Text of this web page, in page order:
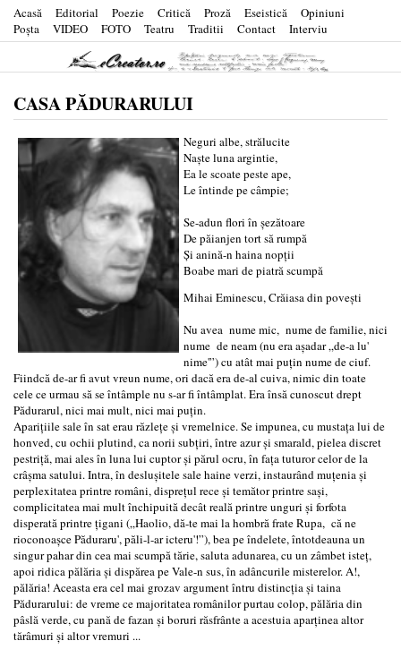
Acasă Editorial Poezie Critică Proză Eseistică
Opiniuni
Poşta
VIDEO FOTO Teatru Traditii Contact Interviu
CASA PĂDURARULUI
Neguri albe, strălucite
Naşte luna argintie,
Ea le scoate peste ape,
Le întinde pe câmpie;
Se-adun flori în şezătoare
De păianjen tort să rumpă
Şi anină-n haina nopţii
Boabe mari de piatră scumpă
Mihai Eminescu, Crăiasa din poveşti
Nu avea nume mic, nume de familie, nici
nume de neam (nu era aşadar „de-a lu'
nime'”) cu atât mai puţin nume de ciuf.
Fiindcă de-ar fi avut vreun nume, ori dacă era de-al cuiva, nimic din toate
cele ce urmau să se întâmple nu s-ar fi întâmplat. Era însă cunoscut drept
Pădurarul, nici mai mult, nici mai puţin.
Apariţiile sale în sat erau răzleţe şi vremelnice. Se impunea, cu mustaţa lui de
honved, cu ochii plutind, ca norii subţiri, între azur şi smarald, pielea discret
pestriţă, mai ales în luna lui cuptor şi părul ocru, în faţa tuturor celor de la
crâşma satului. Intra, în desluşitele sale haine verzi, instaurând muţenia şi
perplexitatea printre români, dispreţul rece şi temător printre saşi,
complicitatea mai mult închipuită decât reală printre unguri şi forfota
disperată printre ţigani („Haolio, dă-te mai la hombră frate Rupa, că ne
rioconoaşce Păduraru', păli-l-ar icteru'!”), bea pe îndelete, întotdeauna un
singur pahar din cea mai scumpă tărie, saluta adunarea, cu un zâmbet isteţ,
apoi ridica pălăria şi dispărea pe Vale-n sus, în adâncurile misterelor. A!,
pălăria! Aceasta era cel mai grozav argument întru distincţia şi taina
Pădurarului: de vreme ce majoritatea românilor purtau colop, pălăria din
pâslă verde, cu pană de fazan şi boruri răsfrânte a acestuia aparţinea altor
tărâmuri şi altor vremuri ...